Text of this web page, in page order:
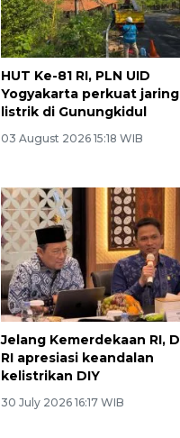
HUT Ke-81 RI, PLN UID
Yogyakarta perkuat
listrik di Gunungkidul
03 August 2026 15:18 WIB
Jelang Kemerdekaan RI,
RI apresiasi keandalan
kelistrikan DIY
30 July 2026 16:17 WIB